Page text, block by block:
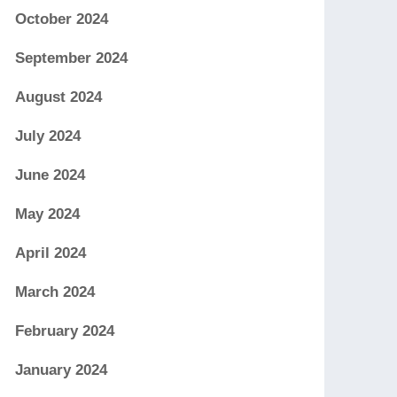
October 2024
September 2024
August 2024
July 2024
June 2024
May 2024
April 2024
March 2024
February 2024
January 2024